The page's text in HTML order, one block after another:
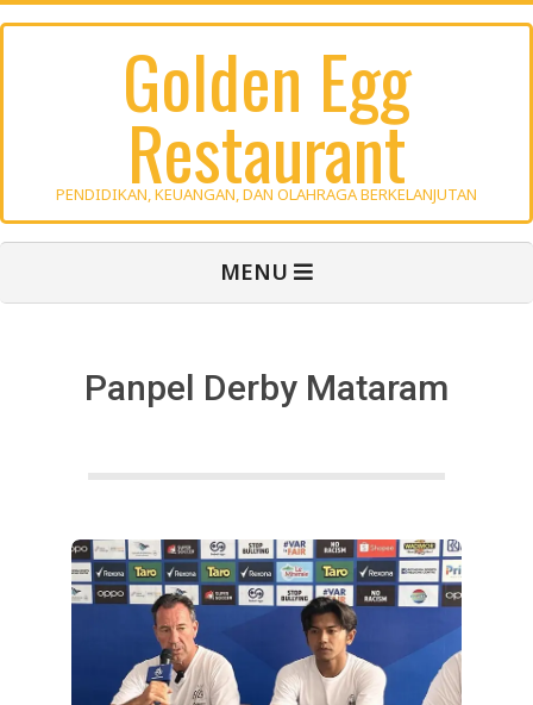
Skip
Golden Egg
Restaurant
PENDIDIKAN, KEUANGAN, DAN OLAHRAGA BERKELANJUTAN
MENU
Panpel Derby Mataram